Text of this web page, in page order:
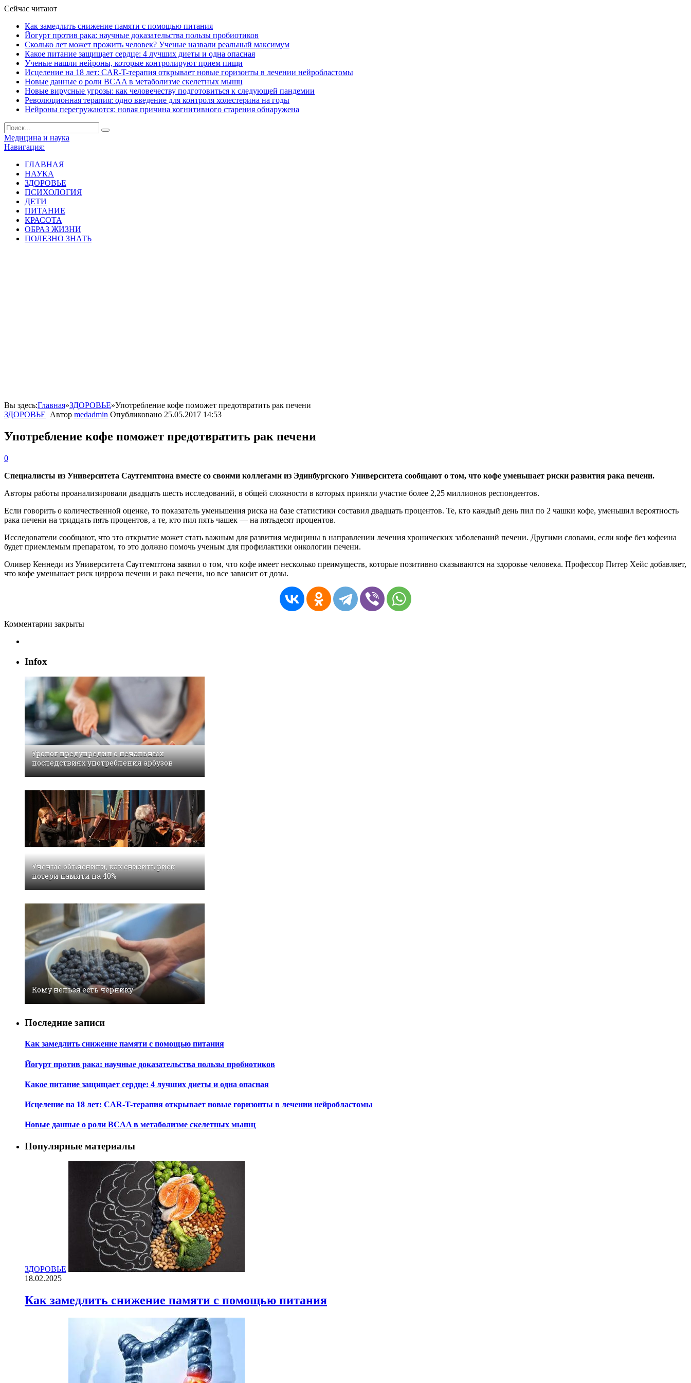
Сейчас читают
Как замедлить снижение памяти с помощью питания
Йогурт против рака: научные доказательства пользы пробиотиков
Сколько лет может прожить человек? Ученые назвали реальный максимум
Какое питание защищает сердце: 4 лучших диеты и одна опасная
Ученые нашли нейроны, которые контролируют прием пищи
Исцеление на 18 лет: CAR-T-терапия открывает новые горизонты в лечении нейробластомы
Новые данные о роли BCAA в метаболизме скелетных мышц
Новые вирусные угрозы: как человечеству подготовиться к следующей пандемии
Революционная терапия: одно введение для контроля холестерина на годы
Нейроны перегружаются: новая причина когнитивного старения обнаружена
Медицина и наука
Навигация:
ГЛАВНАЯ
НАУКА
ЗДОРОВЬЕ
ПСИХОЛОГИЯ
ДЕТИ
ПИТАНИЕ
КРАСОТА
ОБРАЗ ЖИЗНИ
ПОЛЕЗНО ЗНАТЬ
Вы здесь:Главная»ЗДОРОВЬЕ»Употребление кофе поможет предотвратить рак печени
ЗДОРОВЬЕ Автор medadmin Опубликовано 25.05.2017 14:53
Употребление кофе поможет предотвратить рак печени
0
Специалисты из Университета Саутгемптона вместе со своими коллегами из Эдинбургского Университета сообщают о том, что кофе уменьшает риски развития рака печени.
Авторы работы проанализировали двадцать шесть исследований, в общей сложности в которых приняли участие более 2,25 миллионов респондентов.
Если говорить о количественной оценке, то показатель уменьшения риска на базе статистики составил двадцать процентов. Те, кто каждый день пил по 2 чашки кофе, уменьшил вероятность
рака печени на тридцать пять процентов, а те, кто пил пять чашек — на пятьдесят процентов.
Исследователи сообщают, что это открытие может стать важным для развития медицины в направлении лечения хронических заболеваний печени. Другими словами, если кофе без кофеина
будет приемлемым препаратом, то это должно помочь ученым для профилактики онкологии печени.
Оливер Кеннеди из Университета Саутгемптона заявил о том, что кофе имеет несколько преимуществ, которые позитивно сказываются на здоровье человека. Профессор Питер Хейс добавляет,
что кофе уменьшает риск цирроза печени и рака печени, но все зависит от дозы.
Комментарии закрыты
Infox
Уролог предупредил о печальных
последствиях употребления арбузов
Ученые объяснили, как снизить риск
потери памяти на 40%
Кому нельзя есть чернику
Последние записи
Как замедлить снижение памяти с помощью питания
Йогурт против рака: научные доказательства пользы пробиотиков
Какое питание защищает сердце: 4 лучших диеты и одна опасная
Исцеление на 18 лет: CAR-T-терапия открывает новые горизонты в лечении нейробластомы
Новые данные о роли BCAA в метаболизме скелетных мышц
Популярные материалы
ЗДОРОВЬЕ
18.02.2025
Как замедлить снижение памяти с помощью питания